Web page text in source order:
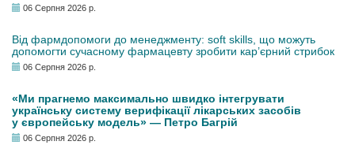
06 Серпня 2026 р.
Від фармдопомоги до менеджменту: soft skills, що можуть
допомогти сучасному фармацевту зробити кар’єрний стрибок
06 Серпня 2026 р.
«Ми прагнемо максимально швидко інтегрувати
українську систему верифікації лікарських засобів
у європейську модель» — Петро Багрій
06 Серпня 2026 р.